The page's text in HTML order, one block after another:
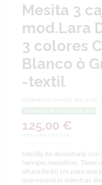
Mesita 3
mod.Lara
3 colores
Blanco ò
-textil
Referencia mesita lara 3 caj
125,00 €
Mesilla de dormitorio con
herrajes metálicos. Tiene
altura de 60 cm para que
que necesitas mientras